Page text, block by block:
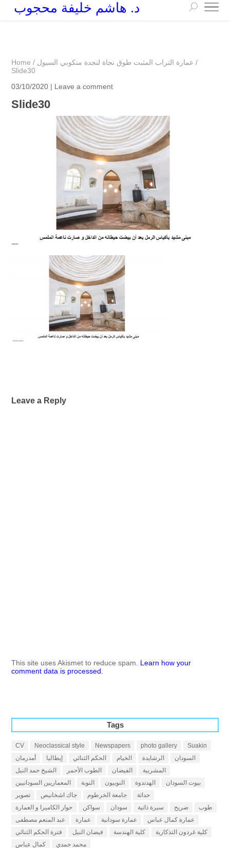
د. هاشم خليفة محجوب
Home / عمارة التراب المثبت طوق نجاة لنجدة منكوبي السيول /
Slide30
03/10/2020 | Leave a comment
Slide30
Leave a Reply
This site uses Akismet to reduce spam. Learn how your
comment data is processed.
Tags
CV Neoclassical style Newspapers photo gallery
Suakin
أمدرمان
إيطاليا الحكم الثنائي الخيام الرشايدة
السودان
الشيخ حمد النيل
الطوب الأحمر الفيضان
المشربية
المعماريين السودانيين
النوبة النوبيون الهدندوة
بيوت السودان
تصوير
جاك اشخانيص جامعة الخرطوم
حداثة
حوار الكاميرا و العمارة
سواكن سودان سيرة ذاتية ضريح
طوب
عبد المنعم مصطفى
عمارة عمارة سودانية
عمارة كمال عباس
فترة الحكم الثنائي
فيضان النيل كلية الهندسة
كلية غردون التذكارية
كمال عباس
محمد حمدي